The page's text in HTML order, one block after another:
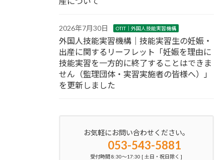
2026年7月30日 OTIT｜外国人技能実習機構
外国人技能実習機構｜技能実習生の妊娠・
出産に関するリーフレット「妊娠を理由に
技能実習を一方的に終了することはできま
せん（監理団体・実習実施者の皆様へ）」
を更新しました
お気軽にお問い合わせください。
053-543-5881
受付時間 8:30～17:30 [ 土日・祝日除く ]